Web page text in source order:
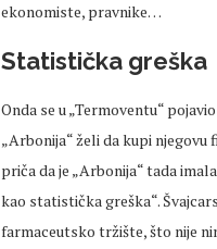
ekonomiste, pravnike…
Statistička greška
Onda se u „Termoventu“
„Arbonija“ želi da kupi
priča da je „Arbonija“ tada
kao statistička greška“.
farmaceutsko tržište, što nije